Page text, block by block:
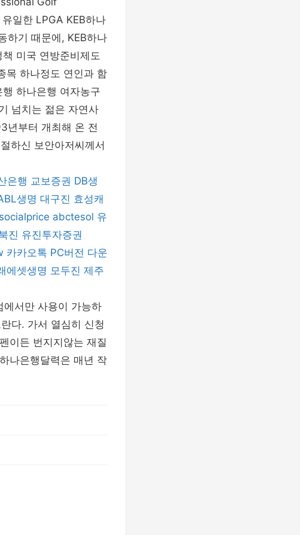
일한 LPGA KEB하나
하기 때문에, KEB하나
미국 연방준비제도
목 하나정도 연인과 함
하나은행 여자농구
넘치는 젊은 자연사
년부터 개최해 온 전
하신 보안아저씨께서
은행 교보증권 DB생
생명 대구진 효성캐
socialprice abctesol 유
진 유진투자증권
카카오톡 PC버전 다운
에셋생명 모두진 제주
에서만 사용이 가능하
다. 가서 열심히 신청
이든 번지지않는 재질
나은행달력은 매년 작